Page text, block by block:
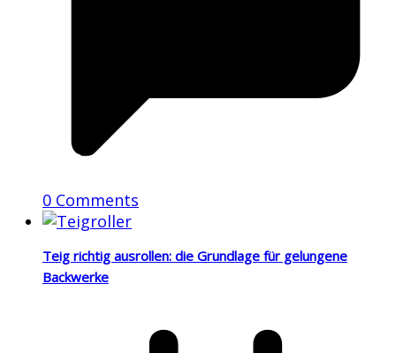
0 Comments
Teig richtig ausrollen: die Grundlage für gelungene
Backwerke